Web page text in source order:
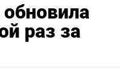
раз за